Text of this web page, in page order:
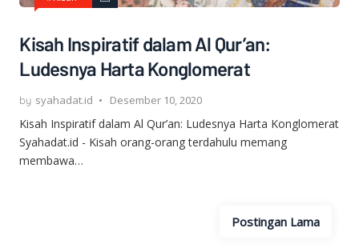
Kisah Inspiratif dalam Al Qur’an:
Ludesnya Harta Konglomerat
syahadat.id Desember 10, 2020
Kisah Inspiratif dalam Al Qur’an: Ludesnya Harta Konglomerat
Syahadat.id - Kisah orang-orang terdahulu memang
membawa…
Postingan Lama